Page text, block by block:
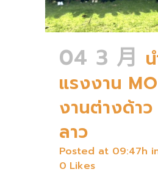
04 3 月
แรงงาน
งานต่างด้า
ลาว
Posted at 09:47h
0 Likes